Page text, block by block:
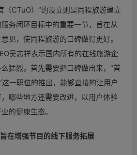
（CTuO）”的设立则是同程旅游建立
务闭环目标中的重要一节，旨在从
见，使同程旅游的口碑做得更好。
吴志祥表示国内所有的在线旅游企
猛烈，首先需要把口碑做出来，“首
一职位的推出，能够直接的让用户
哪些地方还需要改进，以用户体验
的健康生态。
在增强节目的线下服务拓展